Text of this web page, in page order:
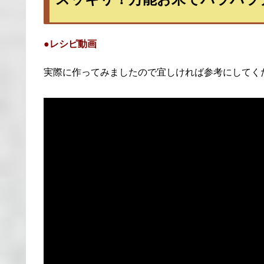
●レシピ動画
実際に作ってみましたので宜しければ参考にして